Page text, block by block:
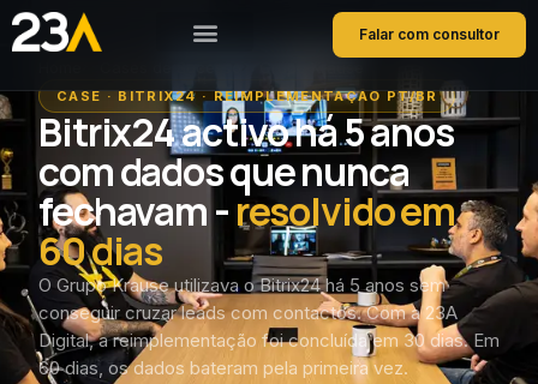
Falar com consultor
CASE · BITRIX24 · REIMPLEMENTAÇÃO PT/BR
Bitrix24 activo há 5 anos
com dados que nunca
fechavam -resolvido em
60 dias
O Grupo Krause utilizava o Bitrix24 há 5 anos sem
conseguir cruzar leads com contactos. Com a 23A
Digital, a reimplementação foi concluída em 30 dias. Em
60 dias, os dados bateram pela primeira vez.